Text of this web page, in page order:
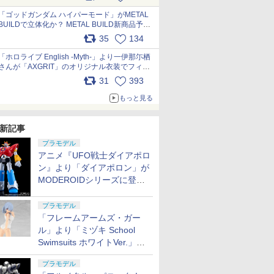
新フォーマットでキット化！
nszPIDTpbg
ゴッドガンダム ハイパーモード」がMETAL
で立体化か？ METAL BUILD新商品予告
が公開 pic.x.com/HIcLLIM3ar35 134
ホロライブ English -Myth-」より一伊那尓栖
んが「AXGRIT」のオリジナル衣装でフィギ
ュア化 pic.x.com/YMGhdIAzNa
31 393
もっと見る
記事
プラモデル
アニメ『UFO戦士ダイアポロ
ン』より「ダイアポロン」が
MODEROIDシリーズに登
プラモデル
「フレームアームズ・ガー
ル」より「ミヅキ School
Swimsuits ホワイトVer.」が8
月10日から予約開始決定！
プラモデル